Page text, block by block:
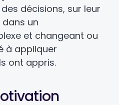
décisions, sur leur
un
et changeant ou
à appliquer
ont appris.